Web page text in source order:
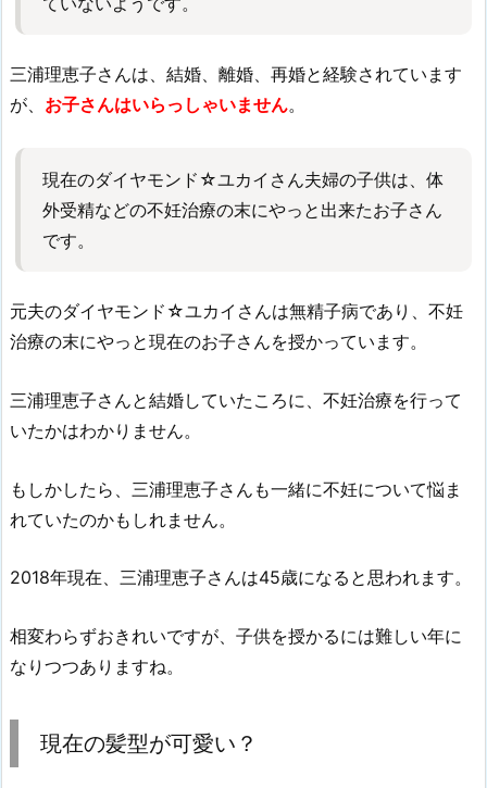
三浦理恵子さんは、結婚、離婚、再婚と経験されています
が、 お子さんはいらっしゃいません。
現在のダイヤモンド☆ユカイさん夫婦の子供は、体
外受精などの不妊治療の末にやっと出来たお子さん
です。
元夫のダイヤモンド☆ユカイさんは無精子病であり、不妊
治療の末にやっと現在のお子さんを授かっています。
三浦理恵子さんと結婚していたころに、不妊治療を行って
いたかはわかりません。
もしかしたら、三浦理恵子さんも一緒に不妊について悩ま
れていたのかもしれません。
2018年現在、三浦理恵子さんは45歳になると思われます。
相変わらずおきれいですが、子供を授かるには難しい年に
なりつつありますね。
現在の髪型が可愛い？